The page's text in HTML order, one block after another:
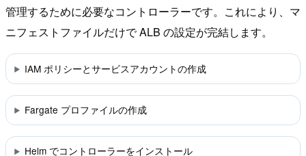
管理するために必要なコントローラーです。これにより、マ
ニフェストファイルだけで ALB の設定が完結します。
IAM ポリシーとサービスアカウントの作成
Fargate プロファイルの作成
Helm でコントローラーをインストール